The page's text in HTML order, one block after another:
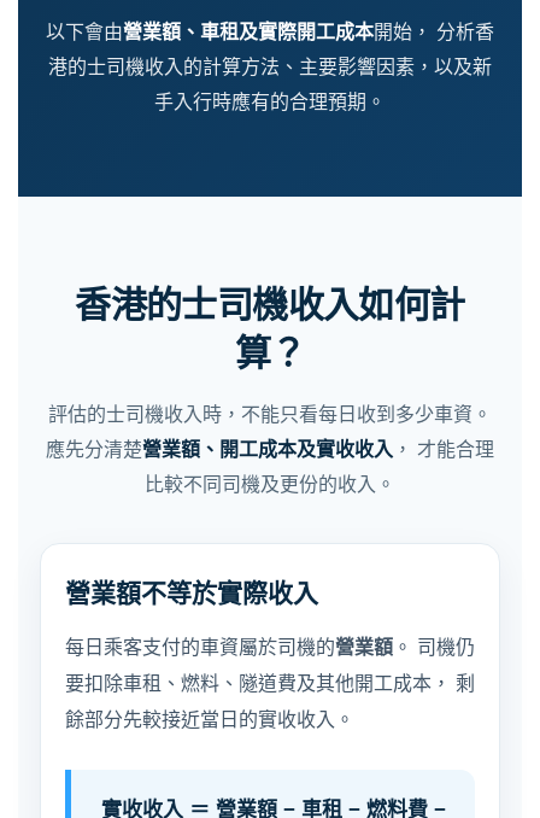
以下會由營業額、車租及實際開工成本開始， 分析香
港的士司機收入的計算方法、主要影響因素，以及新
手入行時應有的合理預期。
香港的士司機收入如何計
算？
評估的士司機收入時，不能只看每日收到多少車資。
應先分清楚營業額、開工成本及實收收入 ， 才能合理
比較不同司機及更份的收入。
營業額不等於實際收入
每日乘客支付的車資屬於司機的營業額 。 司機仍
要扣除車租、燃料、隧道費及其他開工成本， 剩
餘部分先較接近當日的實收收入。
實收收入 ＝ 營業額 − 車租 − 燃料費 −